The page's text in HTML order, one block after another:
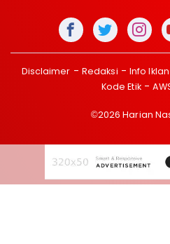
Disclaimer Redaksi Info Iklan
Kode Etik
©2026 Harian